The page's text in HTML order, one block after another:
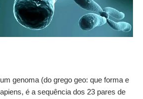
genoma (do grego geo: que forma e
é a sequência dos 23 pares de